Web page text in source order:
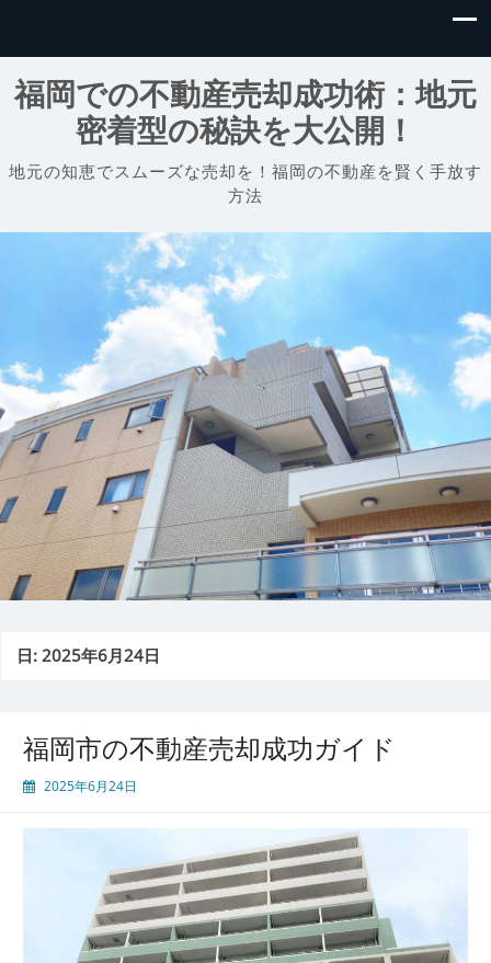
福岡での不動産売却成功術：地元
密着型の秘訣を大公開！
地元の知恵でスムーズな売却を！福岡の不動産を賢く手放す
方法
日:2025年6月24日
福岡市の不動産売却成功ガイド
2025年6月24日